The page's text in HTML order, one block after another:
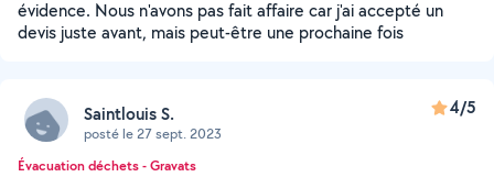
évidence. Nous n'avons pas fait affaire car j'ai accepté un
devis juste avant, mais peut-être une prochaine fois
Saintlouis S.
posté le 27 sept. 2023
4/5
Évacuation déchets - Gravats